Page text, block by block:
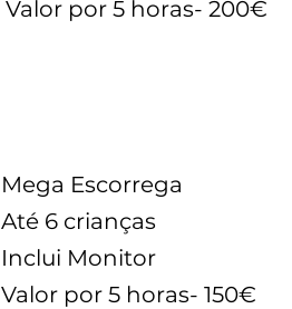
Valor por 5 horas- 200€
Mega Escorrega
Até 6 crianças
Inclui Monitor
Valor por 5 horas- 150€